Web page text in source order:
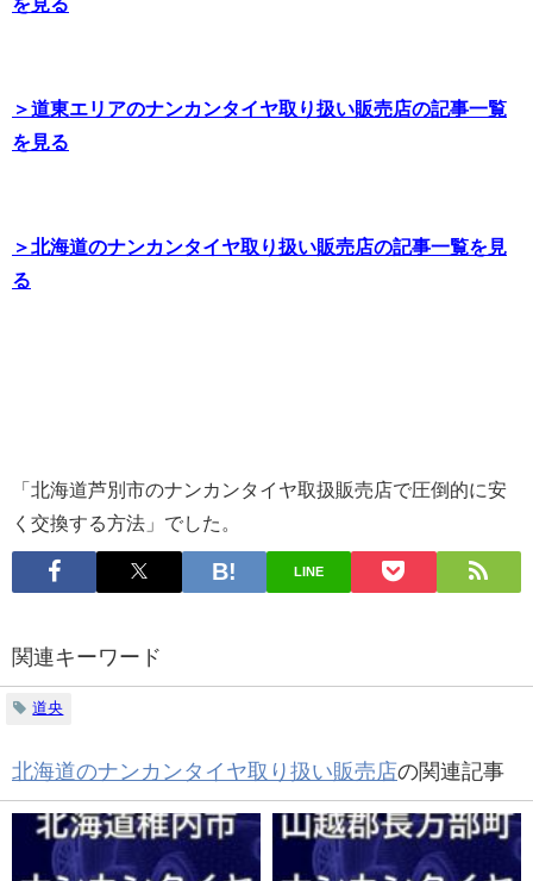
を見る
＞道東エリアのナンカンタイヤ取り扱い販売店の記事一覧
を見る
＞北海道のナンカンタイヤ取り扱い販売店の記事一覧を見
る
「 北海道芦別市のナンカンタイヤ取扱販売店で圧倒的に安
く交換する方法」でした。
LINE
関連キーワード
道央
北海道のナンカンタイヤ取り扱い販売店の関連記事